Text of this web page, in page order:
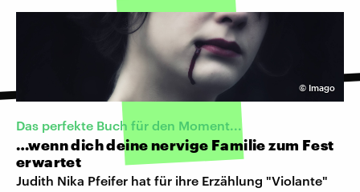
© Imago
Das perfekte Buch für den Moment...
…wenn dich deine nervige Familie zum Fest
erwartet
Judith Nika Pfeifer hat für ihre Erzählung "Violante"